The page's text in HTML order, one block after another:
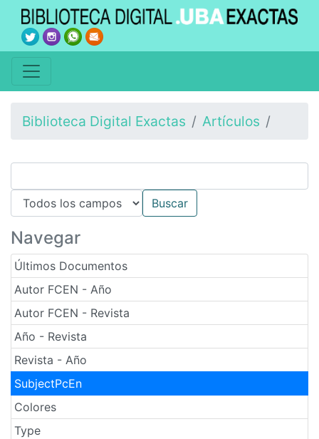
Biblioteca Digital Exactas Artículos
Navegar
Últimos Documentos
Autor FCEN - Año
Autor FCEN - Revista
Año - Revista
Revista - Año
SubjectPcEn
Colores
Type